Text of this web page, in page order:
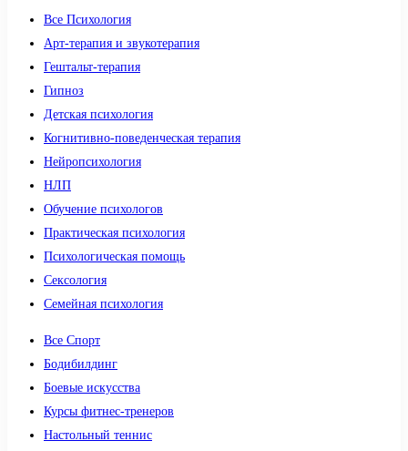
Все Психология
Арт-терапия и звукотерапия
Гештальт-терапия
Гипноз
Детская психология
Когнитивно-поведенческая терапия
Нейропсихология
НЛП
Обучение психологов
Практическая психология
Психологическая помощь
Сексология
Семейная психология
Все Спорт
Бодибилдинг
Боевые искусства
Курсы фитнес-тренеров
Настольный теннис